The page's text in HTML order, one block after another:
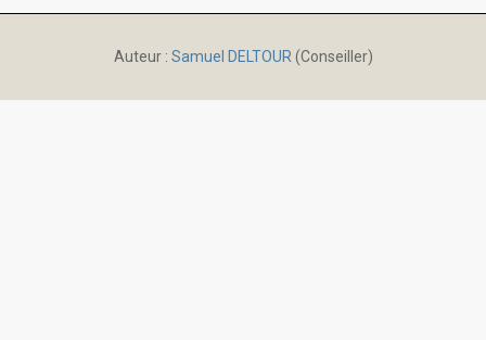
Auteur : Samuel DELTOUR (Conseiller)